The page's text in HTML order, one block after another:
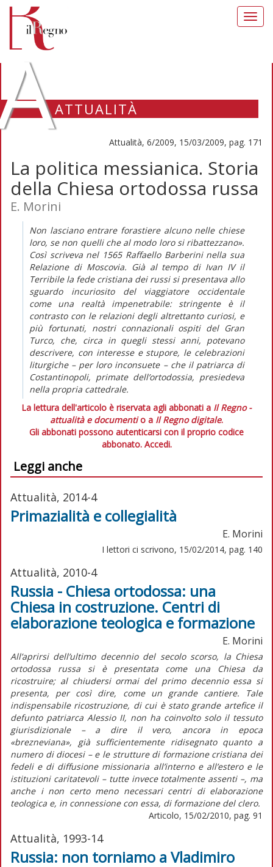
ATTUALITÀ
Attualità, 6/2009, 15/03/2009, pag. 171
La politica messianica. Storia
della Chiesa ortodossa russa
E. Morini
Non lasciano entrare forastiere alcuno nelle chiese
loro, se non quelli che al modo loro si ribattezzano».
Così scriveva nel 1565 Raffaello Barberini nella sua
Relazione di Moscovia. Già al tempo di Ivan IV il
Terribile la fede cristiana dei russi si presentava allo
sguardo incuriosito del viaggiatore occidentale
come una realtà impenetrabile: stringente è il
contrasto con le relazioni degli altrettanto curiosi, e
più fortunati, nostri connazionali ospiti del Gran
Turco, che, circa in quegli stessi anni, potevano
descrivere, con interesse e stupore, le celebrazioni
liturgiche – per loro inconsuete – che il patriarca di
Costantinopoli, primate dell’ortodossia, presiedeva
nella propria cattedrale.
La lettura dell'articolo è riservata agli abbonati a Il Regno -
attualità e documentio a Il Regno digitale.
Gli abbonati possono autenticarsi con il proprio codice
abbonato. Accedi.
Leggi anche
Attualità, 2014-4
Primazialità e collegialità
E. Morini
I lettori ci scrivono, 15/02/2014, pag. 140
Attualità, 2010-4
Russia - Chiesa ortodossa: una
Chiesa in costruzione. Centri di
elaborazione teologica e formazione
E. Morini
All’aprirsi dell’ultimo decennio del secolo scorso, la Chiesa
ortodossa russa si è presentata come una Chiesa da
ricostruire; al chiudersi ormai del primo decennio essa si
presenta, per così dire, come un grande cantiere. Tale
indispensabile ricostruzione, di cui è stato grande artefice il
defunto patriarca Alessio II, non ha coinvolto solo il tessuto
giurisdizionale – a dire il vero, ancora in epoca
«brezneviana», già sufficientemente ridisegnato quanto a
numero di diocesi – e le strutture di formazione cristiana dei
fedeli e di diffusione missionaria all’interno e all’estero e le
istituzioni caritatevoli – tutte invece totalmente assenti –, ma
anche i non certo meno necessari centri di elaborazione
teologica e, in connessione con essa, di formazione del clero.
Articolo, 15/02/2010, pag. 91
Attualità, 1993-14
Russia: non torniamo a Vladimiro